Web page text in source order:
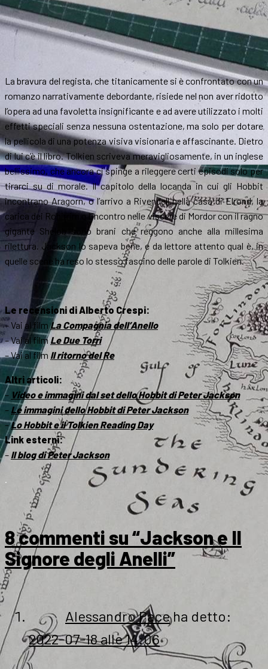
La bravura del regista, che titanicamente si è confrontato con un
romanzo narrativamente debordante, risiede nel non aver ridotto
l’opera ad una favoletta insignificante e ad avere utilizzato i molti
effetti speciali senza nessuna ostentazione, ma solo per dotare
la pellicola di una potenza visiva visionaria e affascinante. Dietro
di lui c’è il libro. Tolkien scriveva meravigliosamente, in un inglese
bellissimo, che ancora ci spinge a rileggere certi episodi solo per
tirarci su di morale. Il capitolo della locanda in cui gli Hobbit
incontrano Aragorn, o l’arrivo a Rivendell nella casa di Elrond, la
carica dei Rohirrim o l’incontro nelle viscere di Mordor con il ragno
gigante Shelob sono brani che reggono anche alla millesima
rilettura. Jackson lo sapeva bene, e da lettore attento qual è, in
quelle scene ha reso lo stesso fascino delle parole di Tolkien.
Le recensioni di Alberto Crespi:
– Vai al filmLa Compagnia dell’Anello
– Vai al filmLe Due Torri
– Vai al film Il ritorno del Re
Altri articoli:
– Video e immagini dal set dello Hobbit di Peter Jackson
– Le immagini dello Hobbit di Peter Jackson
–Lo Hobbit e il Tolkien Reading Day
Link esterni:
– Il blog di Peter Jackson
.
8 commenti su “Jackson e Il
Signore degli Anelli”
Alessandro Pace ha detto:
2022-07-18 alle 14:06